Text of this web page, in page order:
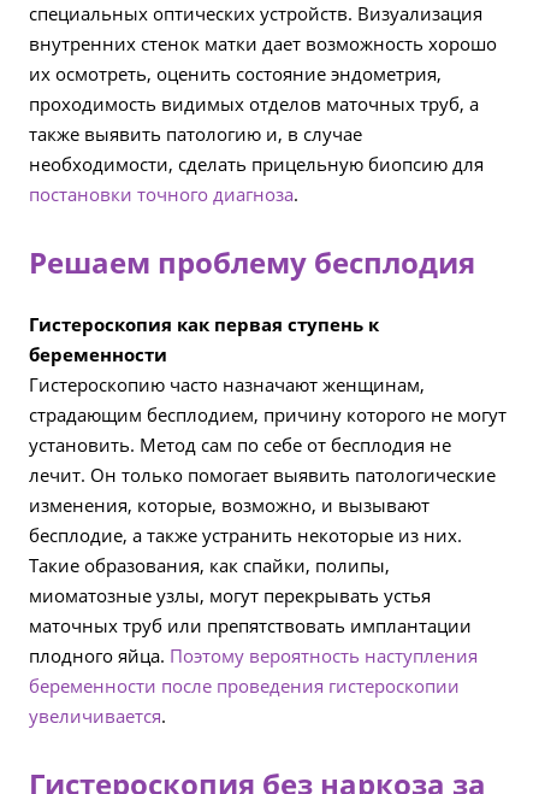
специальных оптических устройств. Визуализация
внутренних стенок матки дает возможность хорошо
их осмотреть, оценить состояние эндометрия,
проходимость видимых отделов маточных труб, а
также выявить патологию и, в случае
необходимости, сделать прицельную биопсию для
постановки точного диагноза.
Решаем проблему бесплодия
Гистероскопия как первая ступень к
беременности
Гистероскопию часто назначают женщинам,
страдающим бесплодием, причину которого не могут
установить. Метод сам по себе от бесплодия не
лечит. Он только помогает выявить патологические
изменения, которые, возможно, и вызывают
бесплодие, а также устранить некоторые из них.
Такие образования, как спайки, полипы,
миоматозные узлы, могут перекрывать устья
маточных труб или препятствовать имплантации
плодного яйца. Поэтому вероятность наступления
беременности после проведения гистероскопии
увеличивается.
Гистероскопия без наркоза за